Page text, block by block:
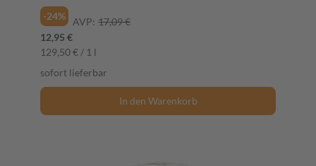
-24%
AVP: 17,09 €
12,95 €
129,50 € / 1 l
sofort lieferbar
In den Warenkorb